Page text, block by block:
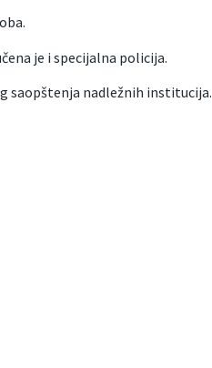
je i specijalna policija.
saopštenja nadležnih institucija.